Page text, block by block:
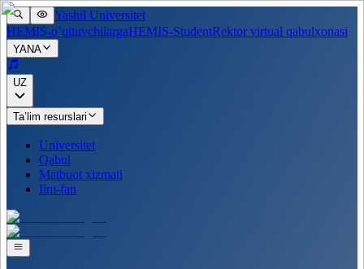
Yashil Universitet
HEMIS-o‘qituvchilargaHEMIS-StudentRektor virtual qabulxonasi
YANA
UZ
Ta’lim resurslari
Universitet
Qabul
Matbuot xizmati
Ilm-fan